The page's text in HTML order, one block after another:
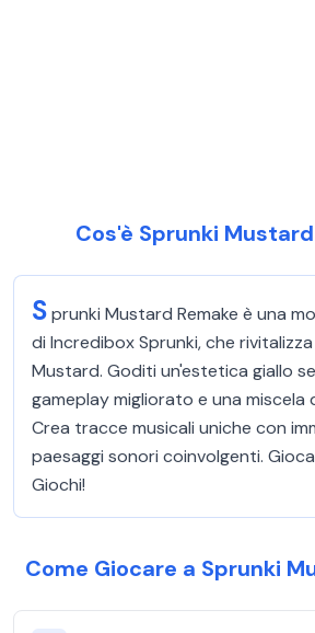
Cos'è Sprunki
Sprunki Mustard Remake è una
di Incredibox Sprunki, che
Mustard. Goditi un'estetica giallo
gameplay migliorato e una
Crea tracce musicali uniche con
paesaggi sonori coinvolgenti.
Giochi!
Come Giocare a Sprunki